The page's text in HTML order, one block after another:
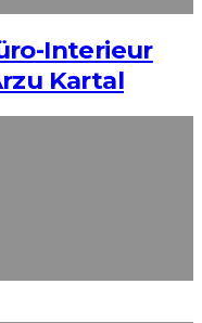
Interieur
Kartal